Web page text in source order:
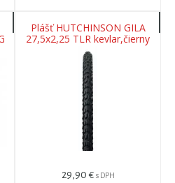
Plášť HUTCHINSON GILA
27,5x2,25 TLR kevlar,čierny
29,90 € s DPH